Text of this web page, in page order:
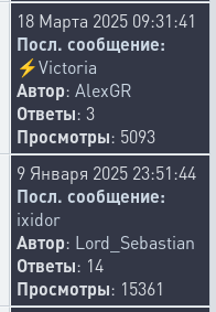
18 Марта 2025 09:31:41
Посл. сообщение:
⚡Victoria
Автор: AlexGR
Ответы: 3
Просмотры: 5093
9 Января 2025 23:51:44
Посл. сообщение:
ixidor
Автор: Lord_Sebastian
Ответы: 14
Просмотры: 15361